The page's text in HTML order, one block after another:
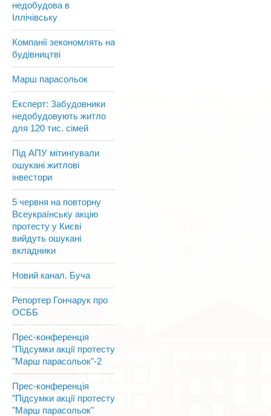
недобудова в
Іллічівську
Компанії зекономлять на
будівництві
Марш парасольок
Експерт: Забудовники
недобудовують житло
для 120 тис. сімей
Під АПУ мітингували
ошукані житлові
інвестори
5 червня на повторну
Всеукраїнську акцію
протесту у Києві
вийдуть ошукані
вкладники
Новий канал. Буча
Репортер Гончарук про
ОСББ
Прес-конференція
"Підсумки акції протесту
"Марш парасольок"-2
Прес-конференція
"Підсумки акції протесту
"Марш парасольок"